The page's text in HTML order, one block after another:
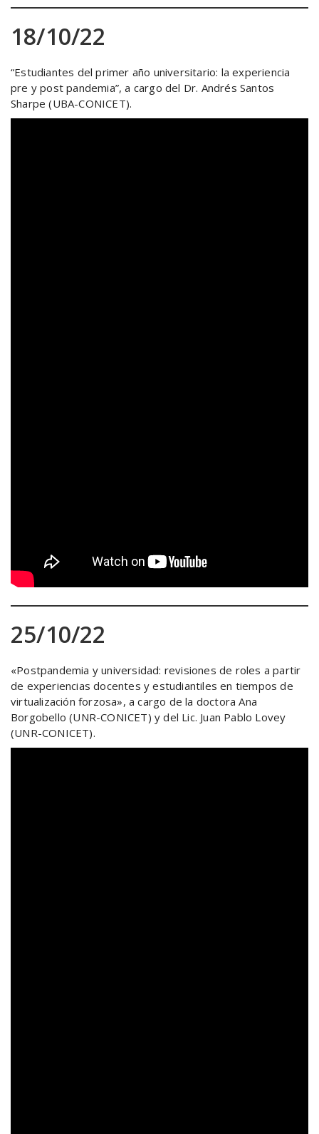
18/10/22
“Estudiantes del primer año universitario: la experiencia
pre y post pandemia”, a cargo del Dr. Andrés Santos
Sharpe (UBA-CONICET).
25/10/22
«Postpandemia y universidad: revisiones de roles a partir
de experiencias docentes y estudiantiles en tiempos de
virtualización forzosa», a cargo de la doctora Ana
Borgobello (UNR-CONICET) y del Lic. Juan Pablo Lovey
(UNR-CONICET).